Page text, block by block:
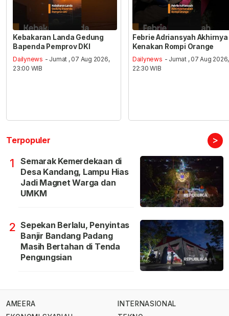
Kebakaran Landa Gedung
Bapenda Pemprov DKI
Dailynews - Jumat , 07 Aug 2026,
23:00 WIB
Febrie Adriansyah Akhirnya
Kenakan Rompi Orange
Dailynews - Jumat , 07 Aug 2026,
22:30 WIB
Terpopuler >
1
Semarak Kemerdekaan di
Desa Kandang, Lampu Hias
Jadi Magnet Warga dan
UMKM
2 Sepekan Berlalu, Penyintas
Banjir Bandang Padang
Masih Bertahan di Tenda
Pengungsian
AMEERA
INTERNASIONAL